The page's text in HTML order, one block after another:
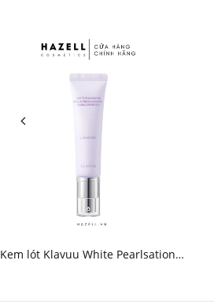
Kem lót Klavuu White Pearlsation